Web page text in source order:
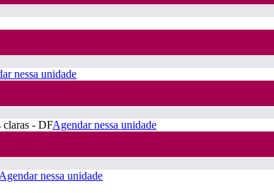
nessa unidade
- DFAgendar nessa unidade
nessa unidade